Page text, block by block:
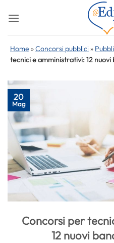
Home »Concorsi pubblici »
tecnici e amministrativi: 12 nuovi
20
Mag
Concorsi per
12 nuovi